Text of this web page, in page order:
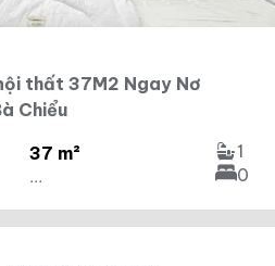
thất 37M2 Ngay Nơ
Chiểu
37 m²
...
1
0